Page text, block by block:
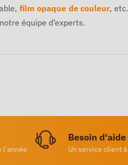
film opaque de couleur,
équipe d’experts.
Besoin d'aide
Un service client